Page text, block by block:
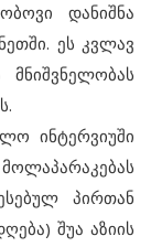
დანიშნა
ეს კვლავ
ინტერვიუში
პირთან
შუა აზიის